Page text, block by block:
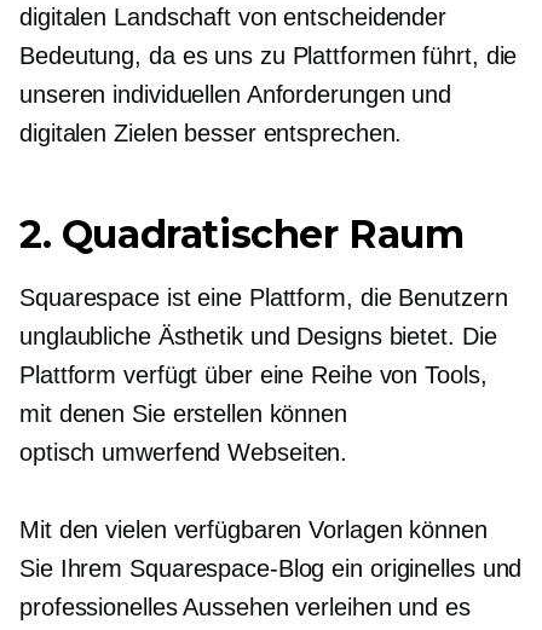
digitalen Landschaft von entscheidender
Bedeutung, da es uns zu Plattformen führt, die
unseren individuellen Anforderungen und
digitalen Zielen besser entsprechen.
2. Quadratischer Raum
Squarespace ist eine Plattform, die Benutzern
unglaubliche Ästhetik und Designs bietet. Die
Plattform verfügt über eine Reihe von Tools,
mit denen Sie erstellen können
optisch umwerfend Webseiten.
Mit den vielen verfügbaren Vorlagen können
Sie Ihrem Squarespace-Blog ein originelles und
professionelles Aussehen verleihen und es